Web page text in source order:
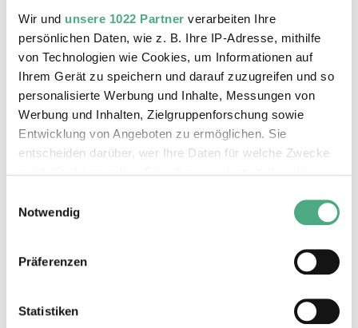
Wir und unsere 1022 Partner verarbeiten Ihre
persönlichen Daten, wie z. B. Ihre IP-Adresse, mithilfe
von Technologien wie Cookies, um Informationen auf
Ihrem Gerät zu speichern und darauf zuzugreifen und so
personalisierte Werbung und Inhalte, Messungen von
Werbung und Inhalten, Zielgruppenforschung sowie
Entwicklung von Angeboten zu ermöglichen. Sie
entscheiden darüber, wer Ihre Daten für welche Zwecke
nutzt. Sie können Ihre Einwilligung jederzeit über die
Trigger Symbol ändern oder widerrufen
Informationen über Ihre geografische Lage erfassen,
Ihr Gerät durch aktives Scannen nach bestimmten
Notwendig
Präferenzen
Statistiken